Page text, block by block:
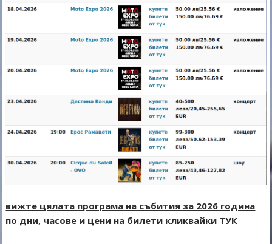
вижте цялата програма на събития за 2026 година
по дни, часове и цени на билети кликвайки ТУК